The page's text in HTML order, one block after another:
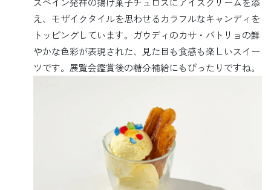
え、モザイクタイルを思わせるカラフルなキャンディを
トッピングしています。ガウディのカサ・バトリョの鮮
やかな色彩が表現された、見た目も食感も楽しいスイー
ツです。展覧会鑑賞後の糖分補給にもぴったりですね。